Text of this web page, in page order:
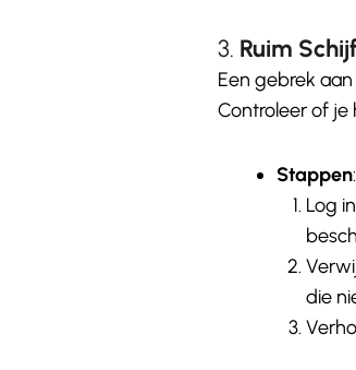
3. Ruim
Een gebrek
Controleer of
Stappen:
Log
die